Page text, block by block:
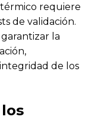
requiere
de validación.
garantizar la
de los